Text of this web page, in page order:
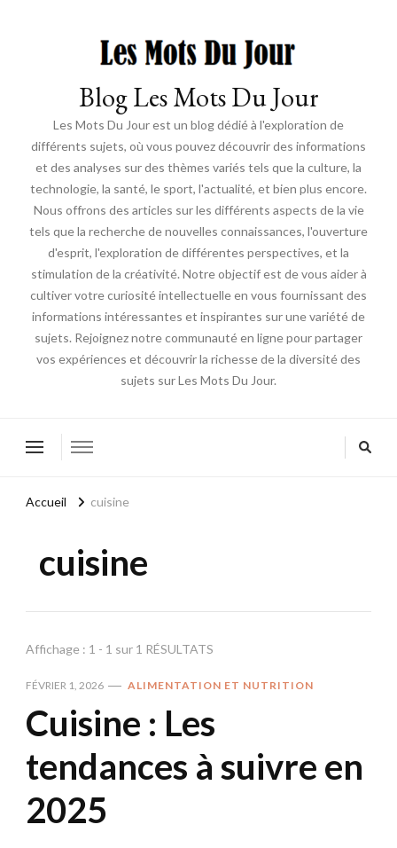
Blog Les Mots Du Jour
Les Mots Du Jour est un blog dédié à l'exploration de
différents sujets, où vous pouvez découvrir des informations
et des analyses sur des thèmes variés tels que la culture, la
technologie, la santé, le sport, l'actualité, et bien plus encore.
Nous offrons des articles sur les différents aspects de la vie
tels que la recherche de nouvelles connaissances, l'ouverture
d'esprit, l'exploration de différentes perspectives, et la
stimulation de la créativité. Notre objectif est de vous aider à
cultiver votre curiosité intellectuelle en vous fournissant des
informations intéressantes et inspirantes sur une variété de
sujets. Rejoignez notre communauté en ligne pour partager
vos expériences et découvrir la richesse de la diversité des
sujets sur Les Mots Du Jour.
Accueil cuisine
cuisine
Affichage : 1 - 1 sur 1 RÉSULTATS
FÉVRIER 1, 2026 ALIMENTATION ET NUTRITION
Cuisine : Les
tendances à suivre en
2025